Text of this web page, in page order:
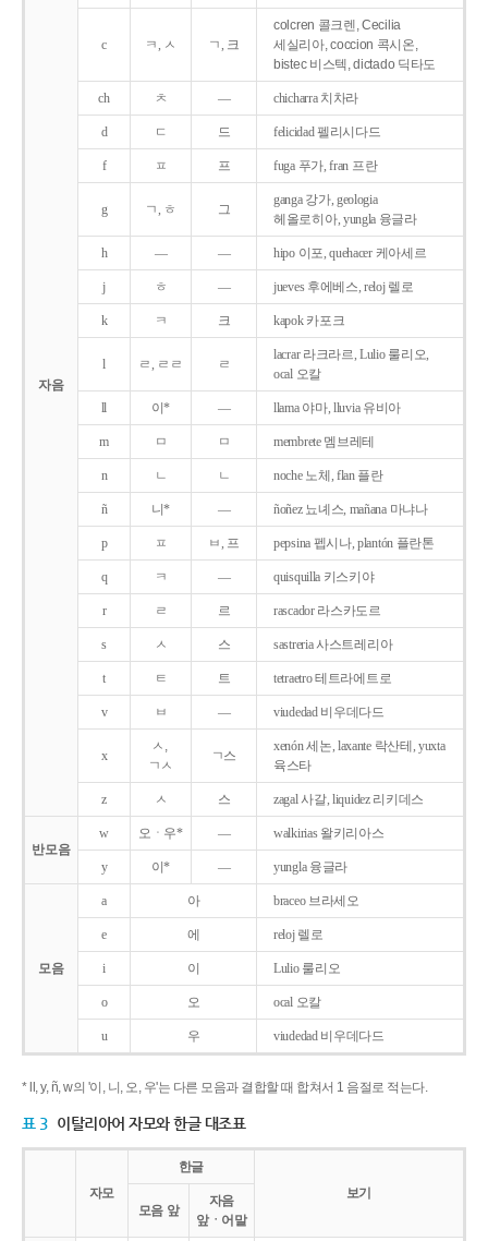
자음
c ㅋ, ㅅ ㄱ, 크
colcren 콜크렌, Cecilia
세실리아, coccion 콕시온,
bistec 비스텍, dictado 딕타도
ch ㅊ ― chicharra 치차라
d ㄷ 드 felicidad 펠리시다드
f ㅍ 프 fuga 푸가, fran 프란
g ㄱ, ㅎ 그
ganga 강가, geologia
헤올로히아, yungla 융글라
h ― ― hipo 이포, quehacer 케아세르
j ㅎ ― jueves 후에베스, reloj 렐로
k ㅋ 크 kapok 카포크
l ㄹ, ㄹㄹ ㄹ
lacrar 라크라르, Lulio 룰리오,
ocal 오칼
ll 이* ― llama 야마, lluvia 유비아
m ㅁ ㅁ membrete 멤브레테
n ㄴ ㄴ noche 노체, flan 플란
ñ 니* ― ñoñez 뇨녜스, mañana 마냐나
p ㅍ ㅂ, 프 pepsina 펩시나, plantón 플란톤
q ㅋ ― quisquilla 키스키야
r ㄹ 르 rascador 라스카도르
s ㅅ 스 sastreria 사스트레리아
t ㅌ 트 tetraetro 테트라에트로
v ㅂ ― viudedad 비우데다드
x
ㅅ,
ㄱㅅ
ㄱ스
xenón 세논, laxante 락산테, yuxta
육스타
z ㅅ 스 zagal 사갈, liquidez 리키데스
반모음
w 오ㆍ우* ― walkirias 왈키리아스
y 이* ― yungla 융글라
모음
a 아 braceo 브라세오
e 에 reloj 렐로
i 이 Lulio 룰리오
o 오 ocal 오칼
u 우 viudedad 비우데다드
* ll, y, ñ, w의 '이, 니, 오, 우'는 다른 모음과 결합할 때 합쳐서 1 음절로 적는다.
표 3 이탈리아어 자모와 한글 대조표
자모
한글
보기
모음 앞
자음
앞ㆍ어말